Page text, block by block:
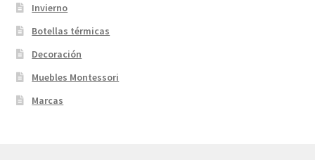
Invierno
Botellas térmicas
Decoración
Muebles Montessori
Marcas